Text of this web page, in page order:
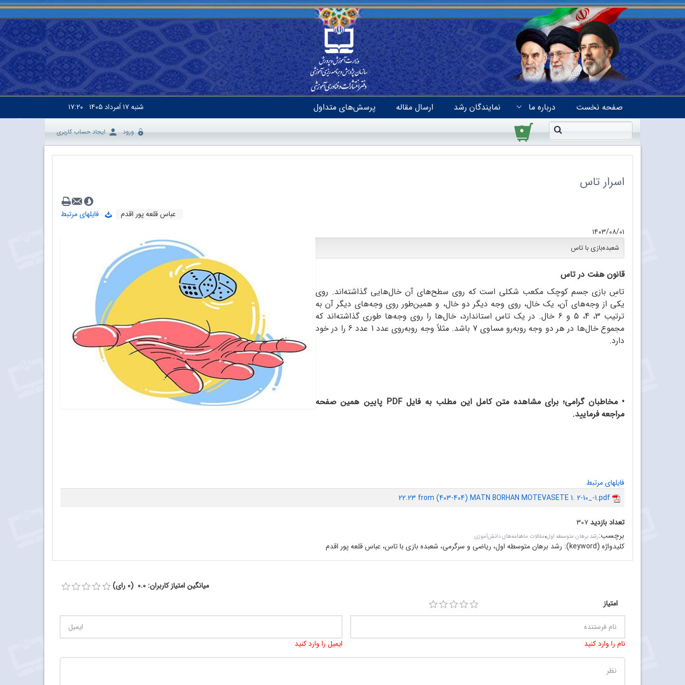
صفحه نخست درباره ما نمایندگان رشد ارسال مقاله پرسش‌های متداول شنبه۱۷ اَمرداد ۱۴۰۵ ۱۷:۲۰
۰ ورود ایجاد حساب کاربری
اسرار تاس
عباس قلعه پور اقدم
فایلهای مرتبط
۱۴۰۳/۰۸/۰۱
شعبده‌بازی با تاس
قانون هفت در تاس
تاسِ بازی جسم کوچک مکعب شکلی است که روی سطح‌های آن خال‌هایی گذاشته‌اند. روی
یکی از وجه‌های آن، یک خال، روی وجه دیگر دو خال، و همین‌طور روی وجه‌های دیگر آن به
ترتیب 3، 4، 5 و 6 خال. در یک تاس استاندارد، خال‌ها را روی وجه‌ها طوری گذاشته‌اند که
مجموع خال‌ها در هر دو وجه روبه‌رو مساوی 7 باشد. مثلاً وجه روبه‌روی عدد 1 عدد 6 را در خود
دارد.
• مخاطبان گرامی؛ برای مشاهده متن کامل این مطلب به فایل PDF پایین همین صفحه
مراجعه فرمایید.
فایلهای مرتبط
22.23 from (403-404) MATN BORHAN MOTEVASETE 1. 2-10_-1.pdf
تعداد بازدید۳۰۷
برچسب:رشد برهان متوسطه اول،مقالات ماهنامه‌های دانش‌آموزی
کلیدواژه (keyword): رشد برهان متوسطه اول، ریاضی و سرگرمی، شعبده بازی با تاس، عباس قلعه پور اقدم
میانگین امتیاز کاربران: 0.0 (0 رای)
امتیاز
نام را وارد کنید ایمیل را وارد کنید